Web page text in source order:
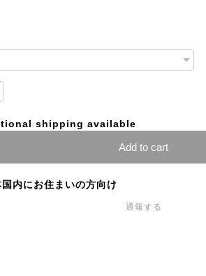
shipping available
Add to cart
国内にお住まいの方向け
通報する